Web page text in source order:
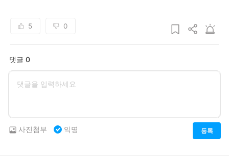
5 0
댓글 0
등록
사진첨부 익명